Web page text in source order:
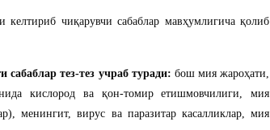
чиқарувчи сабаблар мавҳумлигича қолиб
тез-тез учраб туради: бош мия жароҳати,
кислород ва қон-томир етишмовчилиги, мия
менингит, вирус ва паразитар касалликлар, мия